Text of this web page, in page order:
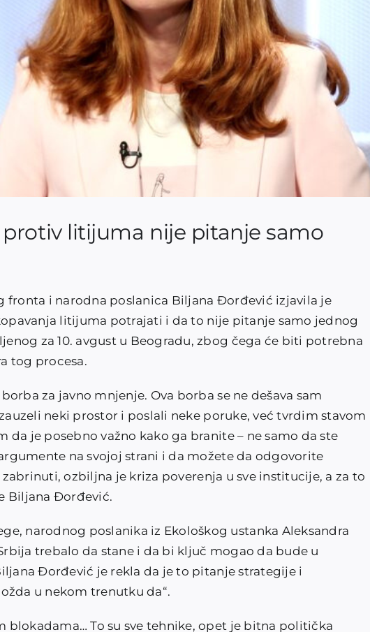
litijuma nije pitanje samo
fronta i narodna poslanica Biljana Đorđević izjavila je
litijuma potrajati i da to nije pitanje samo jednog
za 10. avgust u Beogradu, zbog čega će biti potrebna
tog procesa.
za javno mnjenje. Ova borba se ne dešava sam
neki prostor i poslali neke poruke, već tvrdim stavom
da je posebno važno kako ga branite – ne samo da ste
na svojoj strani i da možete da odgovorite
ozbiljna je kriza poverenja u sve institucije, a za to
Biljana Đorđević.
narodnog poslanika iz Ekološkog ustanka Aleksandra
trebalo da stane i da bi ključ mogao da bude u
Đorđević je rekla da je to pitanje strategije i
u nekom trenutku da“.
blokadama… To su sve tehnike, opet je bitna politička